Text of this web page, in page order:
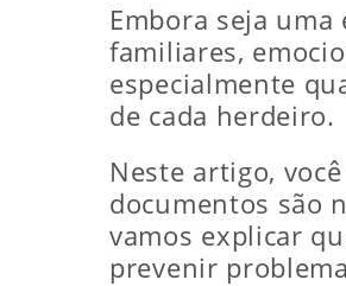
Embora seja
familiares,
especialmente
de cada herdeiro.
Neste artigo,
documentos são
vamos explicar
prevenir